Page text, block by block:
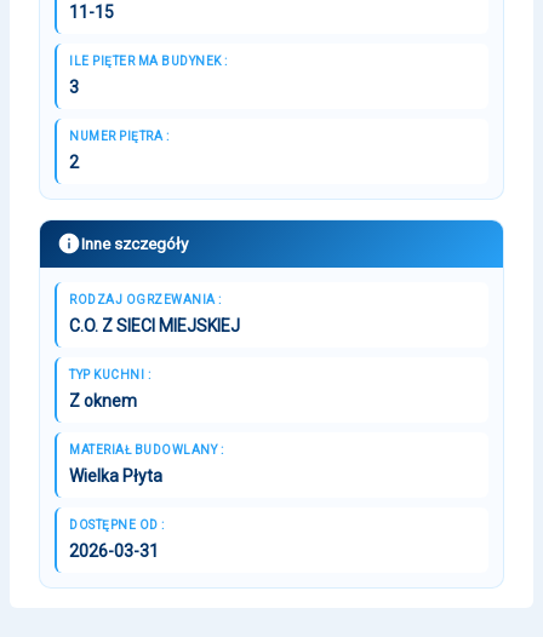
11-15
ILE PIĘTER MA BUDYNEK :
3
NUMER PIĘTRA :
2
Inne szczegóły
RODZAJ OGRZEWANIA :
C.O. Z SIECI MIEJSKIEJ
TYP KUCHNI :
Z oknem
MATERIAŁ BUDOWLANY :
Wielka Płyta
DOSTĘPNE OD :
2026-03-31